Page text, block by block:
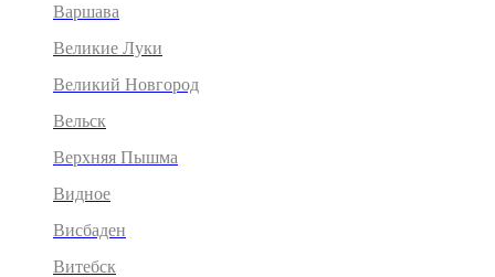
Варшава
Великие Луки
Великий Новгород
Вельск
Верхняя Пышма
Видное
Висбаден
Витебск